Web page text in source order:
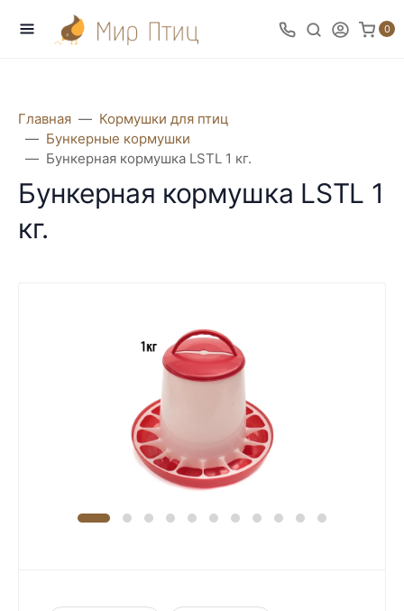
0
Главная
Кормушки для птиц
Бункерные кормушки
Бункерная кормушка LSTL 1 кг.
Бункерная кормушка LSTL 1
кг.